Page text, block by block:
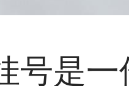
号是